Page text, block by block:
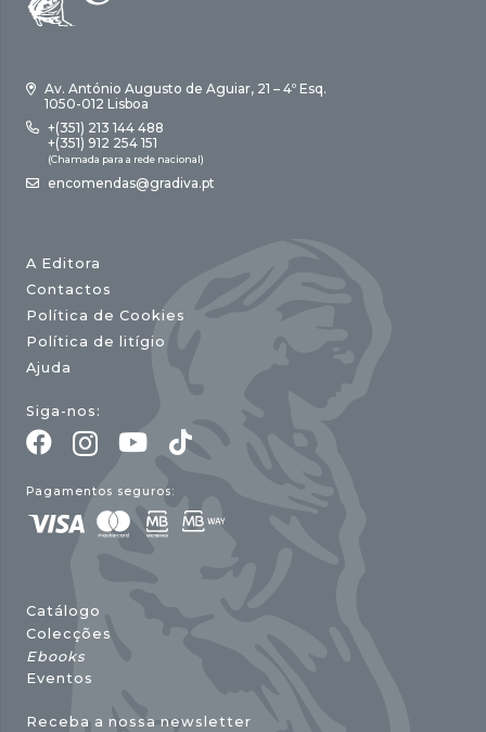
Av. António Augusto de Aguiar, 21 – 4º Esq.
1050-012 Lisboa
+(351) 213 144 488
+(351) 912 254 151
(Chamada para a rede nacional)
encomendas@gradiva.pt
A Editora
Contactos
Política de Cookies
Política de litígio
Ajuda
Siga-nos:
Pagamentos seguros:
Catálogo
Colecções
Ebooks
Eventos
Receba a nossa newsletter